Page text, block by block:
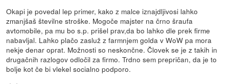
Okapi je povedal lep primer, kako z malce iznajdljivosi lahko
zmanjšaš številne stroške. Mogoče majster na črno šraufa
avtomobile, pa mu bo s.p. prišel prav,da bo lahko dle prek firme
nabavljal. Lahko plačo zasluž z farmnjem golda v WoW pa mora
nekje denar oprat. Možnosti so neskončne. Človek se je z takih in
drugačnih razlogov odločil za firmo. Trdno sem prepričan, da je to
bolje kot če bi vlekel socialno podporo.